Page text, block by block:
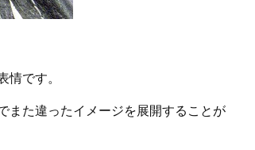
情です。
また違ったイメージを展開することが